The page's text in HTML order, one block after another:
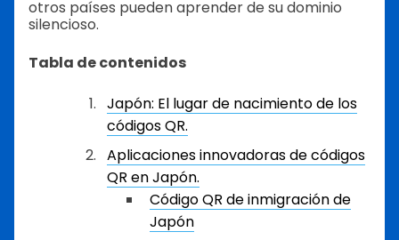
otros países pueden aprender de su dominio
silencioso.
Tabla de contenidos
Japón: El lugar de nacimiento de los
códigos QR.
Aplicaciones innovadoras de códigos
QR en Japón.
Código QR de inmigración de
Japón